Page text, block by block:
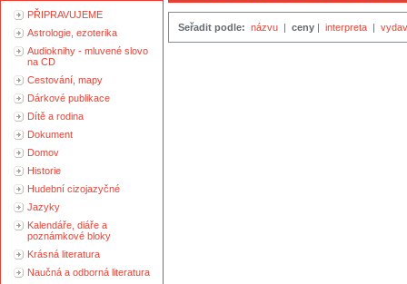
PŘIPRAVUJEME
Astrologie, ezoterika
Audioknihy - mluvené slovo
na CD
Cestování, mapy
Dárkové publikace
Dítě a rodina
Dokument
Domov
Historie
Hudební cizojazyčné
Jazyky
Kalendáře, diáře a
poznámkové bloky
Krásná literatura
Naučná a odborná literatura
Seřadit podle: názvu | ceny | interpreta |